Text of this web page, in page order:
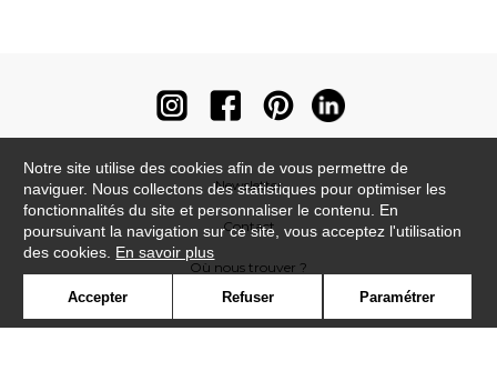
Newsletter
Contact
Où nous trouver ?
Notre site utilise des cookies afin de vous permettre de
naviguer. Nous collectons des statistiques pour optimiser les
fonctionnalités du site et personnaliser le contenu. En
poursuivant la navigation sur ce site, vous acceptez l'utilisation
des cookies. En savoir plus
Accepter Refuser Paramétrer